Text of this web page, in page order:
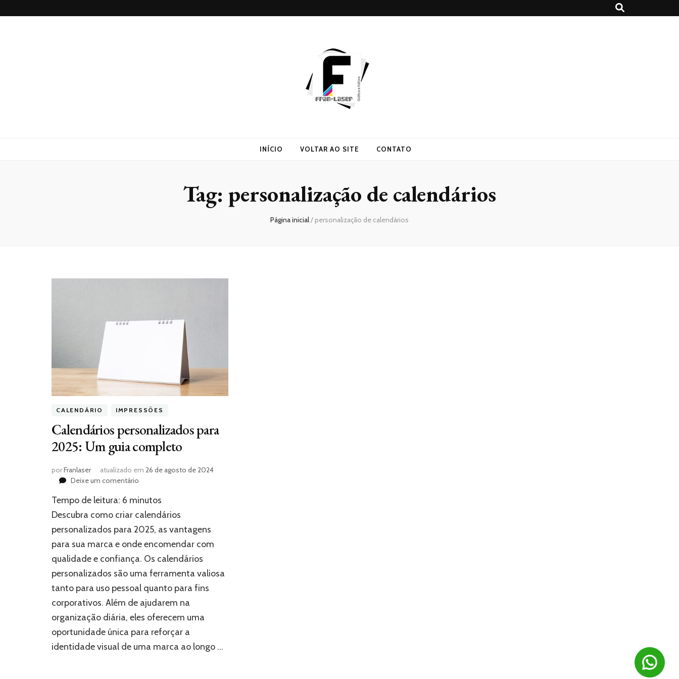
INÍCIO VOLTAR AO SITE CONTATO
Tag: personalização de calendários
Página inicial/ personalização de calendários
CALENDÁRIO IMPRESSÕES
Calendários personalizados para
2025: Um guia completo
porFranlaser atualizado em 26 de agosto de 2024
Deixe um comentário
personalizados
para
Um
guia
completo
Tempo de leitura: 6 minutos
Descubra como criar calendários
personalizados para 2025, as vantagens
para sua marca e onde encomendar com
qualidade e confiança. Os calendários
personalizados são uma ferramenta valiosa
tanto para uso pessoal quanto para fins
corporativos. Além de ajudarem na
organização diária, eles oferecem uma
oportunidade única para reforçar a
identidade visual de uma marca ao longo …